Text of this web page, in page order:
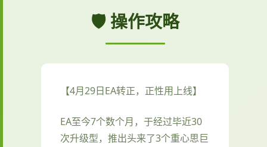
🛡️ 操作攻略
【4月29日EA转正，正性用上线】
EA至今7个数个月，于经过毕近30
次升级型，推出头来了3个重心思巨